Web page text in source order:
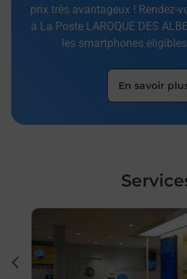
prix très avantageux ! Rendez-
à La Poste LAROQUE DES
les smartphones
En savoir
En savoir plus